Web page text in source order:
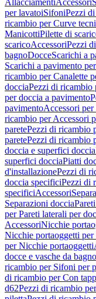
AllacciamentiAccessori
per lavatoiSifoniPezzi
ricambio per Curve
ManicottiPilette di
scaricoAccessoriPezzi
bagnoDocceScarichi a
Scarichi a pavimento
ricambio per Canalette
docciaPezzi di ricambio
per doccia a pavimento
pavimentoAccessori
ricambio per Accessori
paretePezzi di ricambio
paretePezzi di ricambio
doccia e superfici doccia
superfici docciaPiatti
d'installazionePezzi di
doccia specificiPezzi di
specificiAccessori
Separazioni doccia
per Pareti laterali per
AccessoriNicchie
Nicchie portaoggetti per
per Nicchie portaoggetti
docce e vasche da bagno
ricambio per Sifoni per
di ricambio per Con
d62Pezzi di ricambio